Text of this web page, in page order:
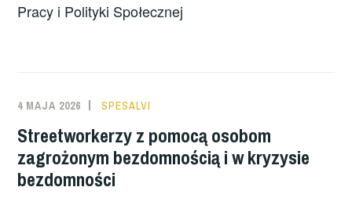
Pracy i Polityki Społecznej
4 MAJA 2026 SPESALVI
Streetworkerzy z pomocą osobom
zagrożonym bezdomnością i w kryzysie
bezdomności